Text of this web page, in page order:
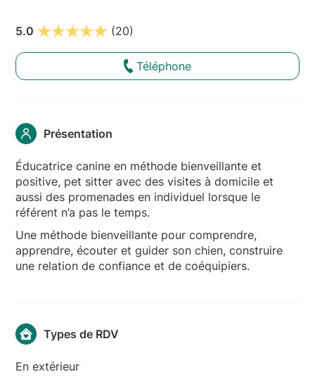
5.0 (20)
Téléphone
Présentation
Éducatrice canine en méthode bienveillante et
positive, pet sitter avec des visites à domicile et
aussi des promenades en individuel lorsque le
référent n’a pas le temps.
Une méthode bienveillante pour comprendre,
apprendre, écouter et guider son chien, construire
une relation de confiance et de coéquipiers.
Types de RDV
En extérieur